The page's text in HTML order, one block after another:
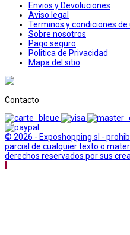
Envios y Devoluciones
Aviso legal
Terminos y condiciones de
Sobre nosotros
Pago seguro
Politica de Privacidad
Mapa del sitio
Contacto
© 2026 - Exposhopping sl -
parcial de cualquier texto o
derechos reservados por sus